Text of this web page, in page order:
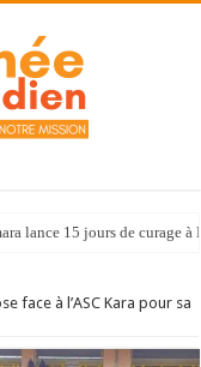
lance 15 jours de curage à
face à l’ASC Kara pour sa